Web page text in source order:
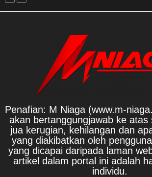
Penafian: M Niaga (www.m-
akan bertanggungjawab ke atas
jua kerugian, kehilangan dan
yang diakibatkan oleh
yang dicapai daripada laman
artikel dalam portal ini adalah
individu.